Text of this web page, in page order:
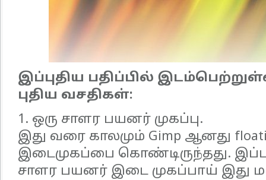
இப்புதிய பதிப்பில்
புதிய வசதிகள்:
1. ஒரு சாளர பயனர் முகப்பு.
இது வரை காலமும் Gimp ஆனது
இடைமுகப்பை கொண்டிருந்தது.
சாளர பயனர் இடை முகப்பாய் இது